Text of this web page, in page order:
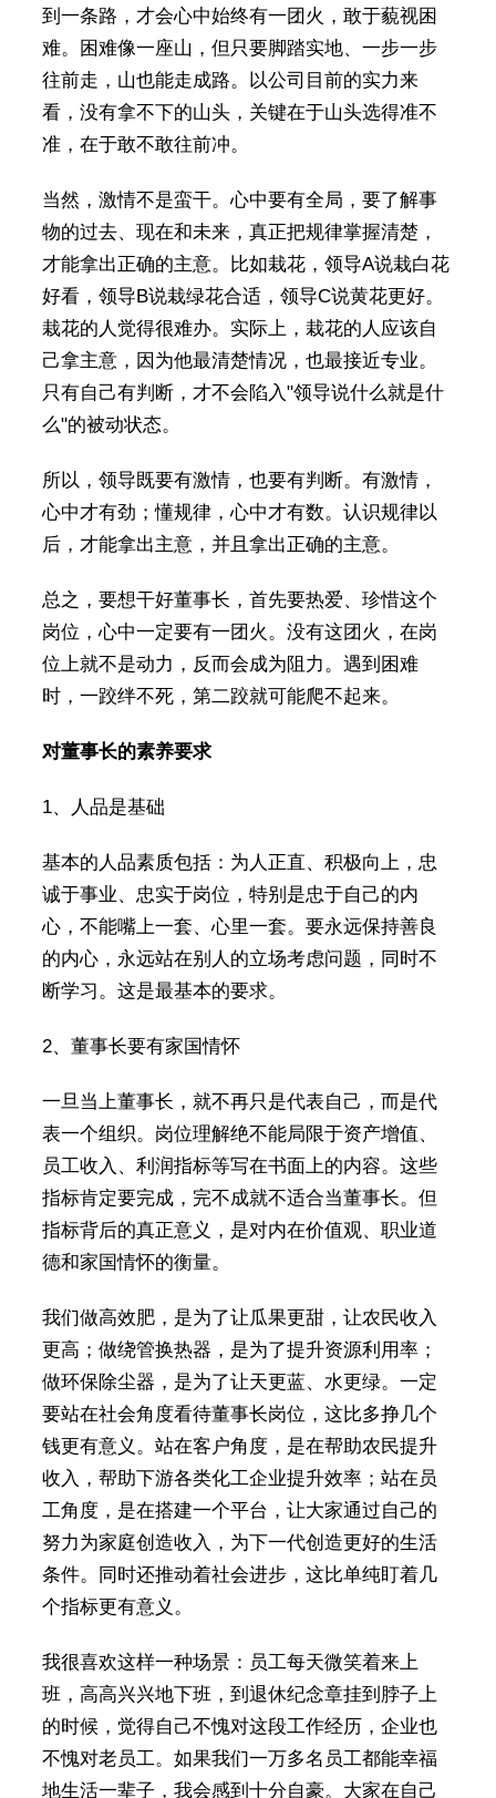
到一条路，才会心中始终有一团火，敢于藐视困
难。困难像一座山，但只要脚踏实地、一步一步
往前走，山也能走成路。以公司目前的实力来
看，没有拿不下的山头，关键在于山头选得准不
准，在于敢不敢往前冲。
当然，激情不是蛮干。心中要有全局，要了解事
物的过去、现在和未来，真正把规律掌握清楚，
才能拿出正确的主意。比如栽花，领导A说栽白花
好看，领导B说栽绿花合适，领导C说黄花更好。
栽花的人觉得很难办。实际上，栽花的人应该自
己拿主意，因为他最清楚情况，也最接近专业。
只有自己有判断，才不会陷入"领导说什么就是什
么"的被动状态。
所以，领导既要有激情，也要有判断。有激情，
心中才有劲；懂规律，心中才有数。认识规律以
后，才能拿出主意，并且拿出正确的主意。
总之，要想干好董事长，首先要热爱、珍惜这个
岗位，心中一定要有一团火。没有这团火，在岗
位上就不是动力，反而会成为阻力。遇到困难
时，一跤绊不死，第二跤就可能爬不起来。
对董事长的素养要求
1、人品是基础
基本的人品素质包括：为人正直、积极向上，忠
诚于事业、忠实于岗位，特别是忠于自己的内
心，不能嘴上一套、心里一套。要永远保持善良
的内心，永远站在别人的立场考虑问题，同时不
断学习。这是最基本的要求。
2、董事长要有家国情怀
一旦当上董事长，就不再只是代表自己，而是代
表一个组织。岗位理解绝不能局限于资产增值、
员工收入、利润指标等写在书面上的内容。这些
指标肯定要完成，完不成就不适合当董事长。但
指标背后的真正意义，是对内在价值观、职业道
德和家国情怀的衡量。
我们做高效肥，是为了让瓜果更甜，让农民收入
更高；做绕管换热器，是为了提升资源利用率；
做环保除尘器，是为了让天更蓝、水更绿。一定
要站在社会角度看待董事长岗位，这比多挣几个
钱更有意义。站在客户角度，是在帮助农民提升
收入，帮助下游各类化工企业提升效率；站在员
工角度，是在搭建一个平台，让大家通过自己的
努力为家庭创造收入，为下一代创造更好的生活
条件。同时还推动着社会进步，这比单纯盯着几
个指标更有意义。
我很喜欢这样一种场景：员工每天微笑着来上
班，高高兴兴地下班，到退休纪念章挂到脖子上
的时候，觉得自己不愧对这段工作经历，企业也
不愧对老员工。如果我们一万多名员工都能幸福
地生活一辈子，我会感到十分自豪。大家在自己